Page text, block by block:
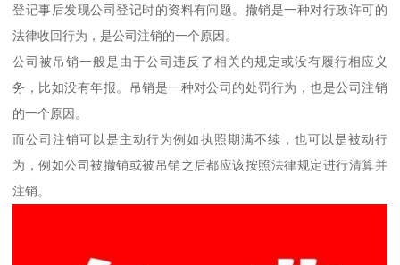
登记事后发现公司登记时的资料有问题。撤销是一种对行政许可的
法律收回行为，是公司注销的一个原因。
公司被吊销一般是由于公司违反了相关的规定或没有履行相应义
务，比如没有年报。吊销是一种对公司的处罚行为，也是公司注销
的一个原因。
而公司注销可以是主动行为例如执照期满不续，也可以是被动行
为，例如公司被撤销或被吊销之后都应该按照法律规定进行清算并
注销。